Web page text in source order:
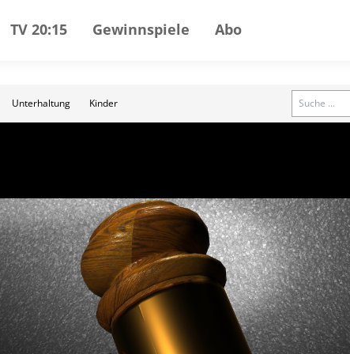
TV 20:15 Gewinnspiele Abo
Unterhaltung Kinder Search